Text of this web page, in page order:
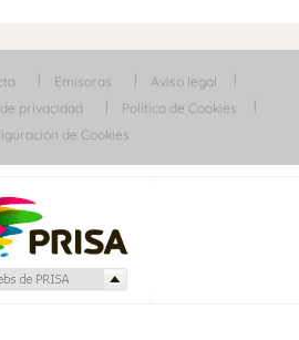
Emisoras
Aviso legal
privacidad
Política de Cookies
de Cookies